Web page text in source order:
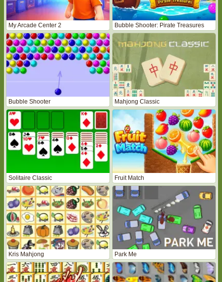
My Arcade Center 2 Bubble Shooter: Pirate Treasures
Bubble Shooter Mahjong Classic
Solitaire Classic Fruit Match
Kris Mahjong Park Me